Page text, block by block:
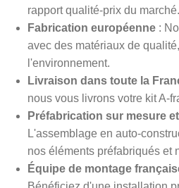
rapport qualité-prix du marché.
Fabrication européenne :
avec des matériaux de
l'environnement.
Livraison dans toute la
nous vous livrons votre kit A-
Préfabrication sur mesure
L'assemblage en auto-
nos éléments préfabriqués et
Équipe de montage